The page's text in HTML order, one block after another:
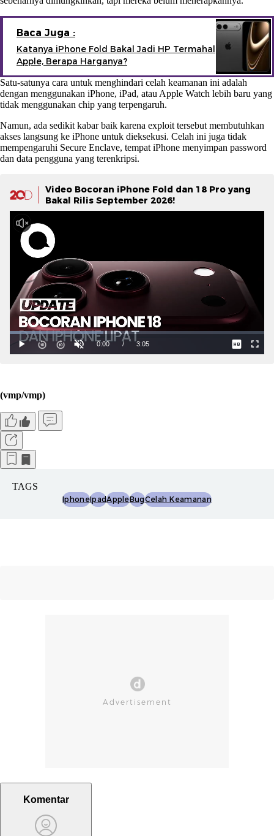
Baca Juga :
Katanya iPhone Fold Bakal Jadi HP Termahal
Apple, Berapa Harganya?
Satu-satunya cara untuk menghindari celah keamanan ini adalah
dengan menggunakan iPhone, iPad, atau Apple Watch lebih baru yang
tidak menggunakan chip yang terpengaruh.
Namun, ada sedikit kabar baik karena exploit tersebut membutuhkan
akses langsung ke iPhone untuk dieksekusi. Celah ini juga tidak
mempengaruhi Secure Enclave, tempat iPhone menyimpan password
dan data pengguna yang terenkripsi.
Video Bocoran iPhone Fold dan 18 Pro yang
Bakal Rilis September 2026!
(vmp/vmp)
TAGS
IphoneIpadAppleBugCelah Keamanan
Komentar